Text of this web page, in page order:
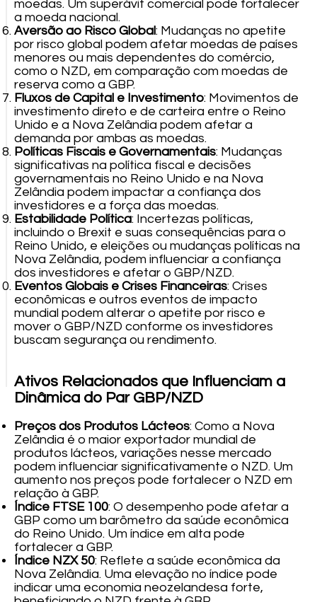
moedas. Um superávit comercial pode fortalecer
a moeda nacional.
Aversão ao Risco Global: Mudanças no apetite
por risco global podem afetar moedas de países
menores ou mais dependentes do comércio,
como o NZD, em comparação com moedas de
reserva como a GBP.
Fluxos de Capital e Investimento: Movimentos de
investimento direto e de carteira entre o Reino
Unido e a Nova Zelândia podem afetar a
demanda por ambas as moedas.
Políticas Fiscais e Governamentais: Mudanças
significativas na política fiscal e decisões
governamentais no Reino Unido e na Nova
Zelândia podem impactar a confiança dos
investidores e a força das moedas.
Estabilidade Política: Incertezas políticas,
incluindo o Brexit e suas consequências para o
Reino Unido, e eleições ou mudanças políticas na
Nova Zelândia, podem influenciar a confiança
dos investidores e afetar o GBP/NZD.
Eventos Globais e Crises Financeiras: Crises
econômicas e outros eventos de impacto
mundial podem alterar o apetite por risco e
mover o GBP/NZD conforme os investidores
buscam segurança ou rendimento.
Ativos Relacionados que Influenciam a
Dinâmica do Par GBP/NZD
Preços dos Produtos Lácteos: Como a Nova
Zelândia é o maior exportador mundial de
produtos lácteos, variações nesse mercado
podem influenciar significativamente o NZD. Um
aumento nos preços pode fortalecer o NZD em
relação à GBP.
Índice FTSE 100: O desempenho pode afetar a
GBP como um barômetro da saúde econômica
do Reino Unido. Um índice em alta pode
fortalecer a GBP.
Índice NZX 50: Reflete a saúde econômica da
Nova Zelândia. Uma elevação no índice pode
indicar uma economia neozelandesa forte,